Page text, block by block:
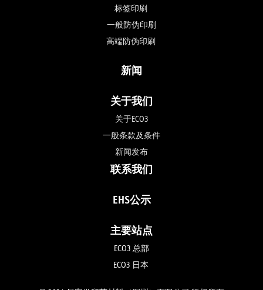
标签印刷
一般防伪印刷
高端防伪印刷
新闻
关于我们
关于ECO3
一般条款及条件
新闻发布
联系我们
EHS公示
主要站点
ECO3 总部
ECO3 日本